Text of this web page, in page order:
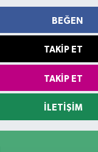
BEĞEN
TAKIP ET
TAKIP ET
İLETIŞIM